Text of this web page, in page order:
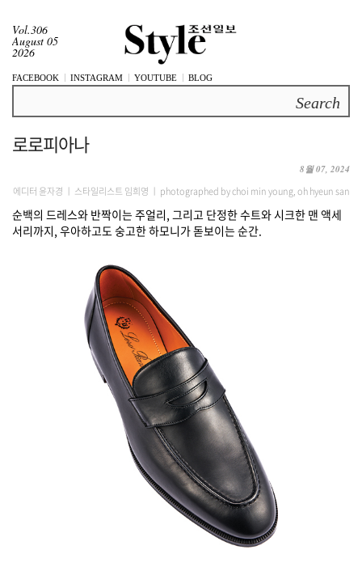
Vol.306
August 05
2026
FACEBOOK INSTAGRAM YOUTUBE BLOG
로로피아나
8월 07, 2024
에디터 윤자경 ㅣ 스타일리스트 임희영 ㅣ photographed by choi min young, oh hyeun san
순백의 드레스와 반짝이는 주얼리, 그리고 단정한 수트와 시크한 맨 액세
서리까지, 우아하고도 숭고한 하모니가 돋보이는 순간.